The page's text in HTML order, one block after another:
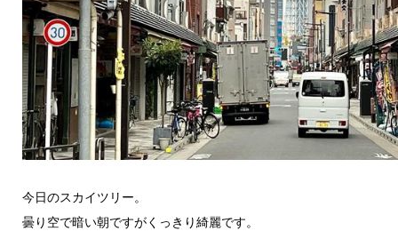
今日のスカイツリー。
曇り空で暗い朝ですがくっきり綺麗です。